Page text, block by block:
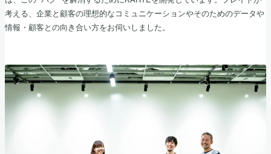
考える、企業と顧客の理想的なコミュニケーションやそのためのデータや
情報・顧客との向き合い方をお伺いしました。